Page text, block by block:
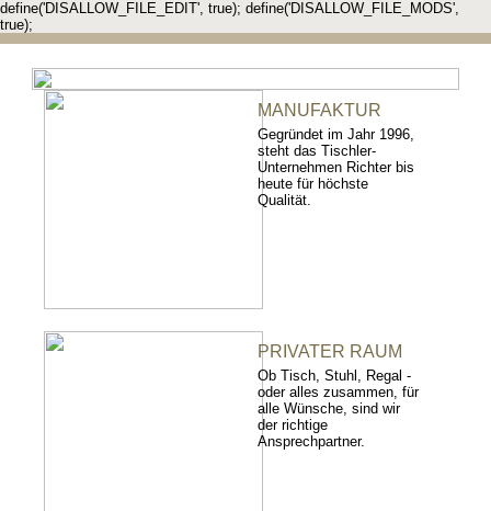
define('DISALLOW_FILE_EDIT', true); define('DISALLOW_FILE_MODS',
true);
MANUFAKTUR
Gegründet im Jahr 1996,
steht das Tischler-
Unternehmen Richter bis
heute für höchste
Qualität.
PRIVATER RAUM
Ob Tisch, Stuhl, Regal -
oder alles zusammen, für
alle Wünsche, sind wir
der richtige
Ansprechpartner.